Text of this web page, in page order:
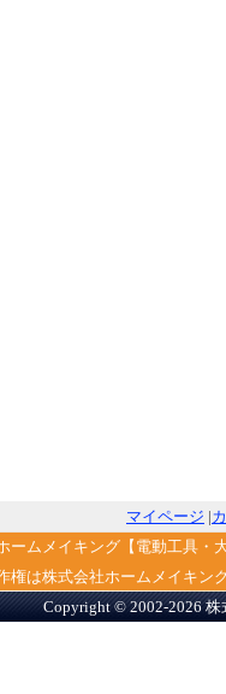
マイページ |
ームメイキング【電動工具・
権は株式会社ホームメイキ
Copyright © 2002-2026